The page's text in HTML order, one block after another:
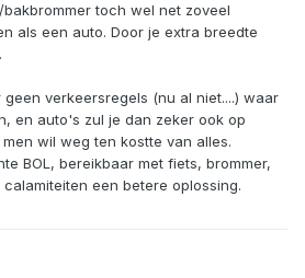
toch wel net zoveel
als een auto. Door je extra breedte
geen verkeersregels (nu al niet....) waar
en auto's zul je dan zeker ook op
wil weg ten kostte van alles.
BOL, bereikbaar met fiets, brommer,
een betere oplossing.